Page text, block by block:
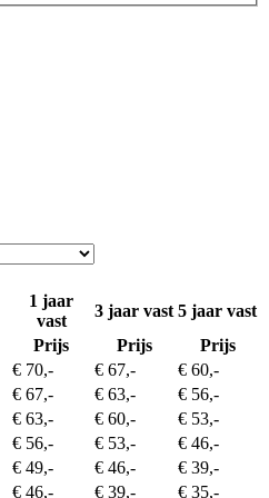
1 jaar
vast
3 jaar vast 5 jaar vast
Prijs Prijs
Prijs
€ 70,- € 67,-
€ 60,-
€ 67,- € 63,-
€ 56,-
€ 63,- € 60,-
€ 53,-
€ 56,- € 53,-
€ 46,-
€ 49,- € 46,-
€ 39,-
€ 46,- € 39,- € 35,-